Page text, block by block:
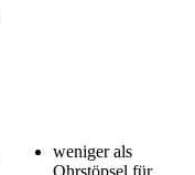
weniger als